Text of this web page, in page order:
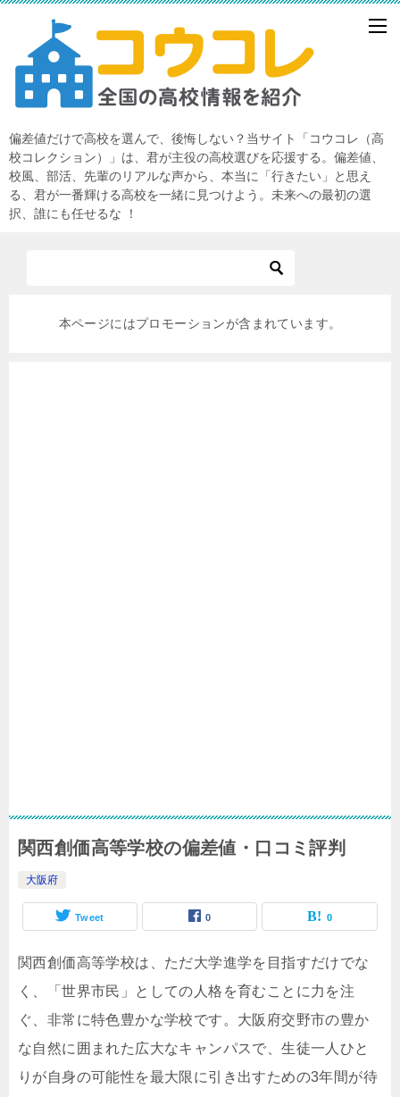
偏差値だけで高校を選んで、後悔しない？当サイト「コウコレ（高
校コレクション）」は、君が主役の高校選びを応援する。偏差値、
校風、部活、先輩のリアルな声から、本当に「行きたい」と思え
る、君が一番輝ける高校を一緒に見つけよう。未来への最初の選
択、誰にも任せるな ！
本ページにはプロモーションが含まれています。
関西創価高等学校の偏差値・口コミ評判
大阪府
Tweet 0 0
関西創価高等学校は、ただ大学進学を目指すだけでな
く、「世界市民」としての人格を育むことに力を注
ぐ、非常に特色豊かな学校です。大阪府交野市の豊か
な自然に囲まれた広大なキャンパスで、生徒一人ひと
りが自身の可能性を最大限に引き出すための3年間が待